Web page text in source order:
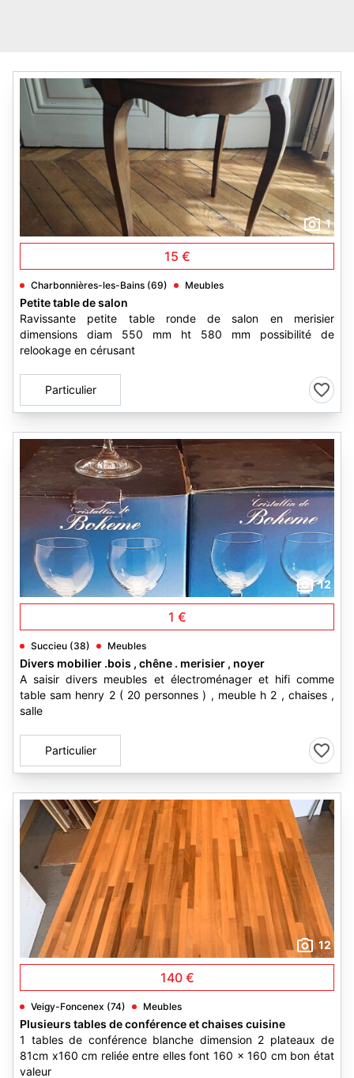
1
15 €
Charbonnières-les-Bains (69) Meubles
Petite table de salon
Ravissante petite table ronde de salon en merisier
dimensions diam 550 mm ht 580 mm possibilité de
relookage en cérusant
Particulier
12
1 €
Succieu (38) Meubles
Divers mobilier .bois , chêne . merisier , noyer
A saisir divers meubles et électroménager et hifi comme
table sam henry 2 ( 20 personnes ) , meuble h 2 , chaises ,
salle
Particulier
12
140 €
Veigy-Foncenex (74) Meubles
Plusieurs tables de conférence et chaises cuisine
1 tables de conférence blanche dimension 2 plateaux de
81cm x160 cm reliée entre elles font 160 x 160 cm bon état
valeur